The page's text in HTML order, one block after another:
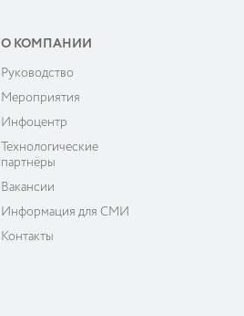
О КОМПАНИИ
Руководство
Мероприятия
Инфоцентр
Технологические
партнёры
Вакансии
Информация для СМИ
Контакты